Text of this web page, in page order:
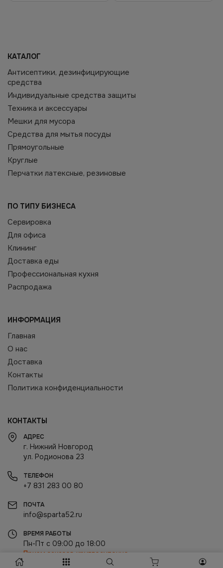
КАТАЛОГ
Антисептики, дезинфицирующие
средства
Индивидуальные средства защиты
Техника и аксессуары
Мешки для мусора
Средства для мытья посуды
Прямоугольные
Круглые
Перчатки латексные, резиновые
ПО ТИПУ БИЗНЕСА
Сервировка
Для офиса
Клининг
Доставка еды
Профессиональная кухня
Распродажа
ИНФОРМАЦИЯ
Главная
О нас
Доставка
Контакты
Политика конфиденциальности
КОНТАКТЫ
АДРЕС
г. Нижний Новгород
ул. Родионова 23
ТЕЛЕФОН
+7 831 283 00 80
ПОЧТА
info@sparta52.ru
ВРЕМЯ РАБОТЫ
Пн-Пт с 09:00 до 18:00
Прием заказов круглосуточно